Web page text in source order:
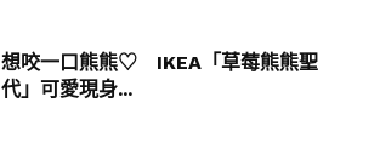
想咬一口熊熊♡ IKEA「草莓熊熊聖
代」可愛現身...